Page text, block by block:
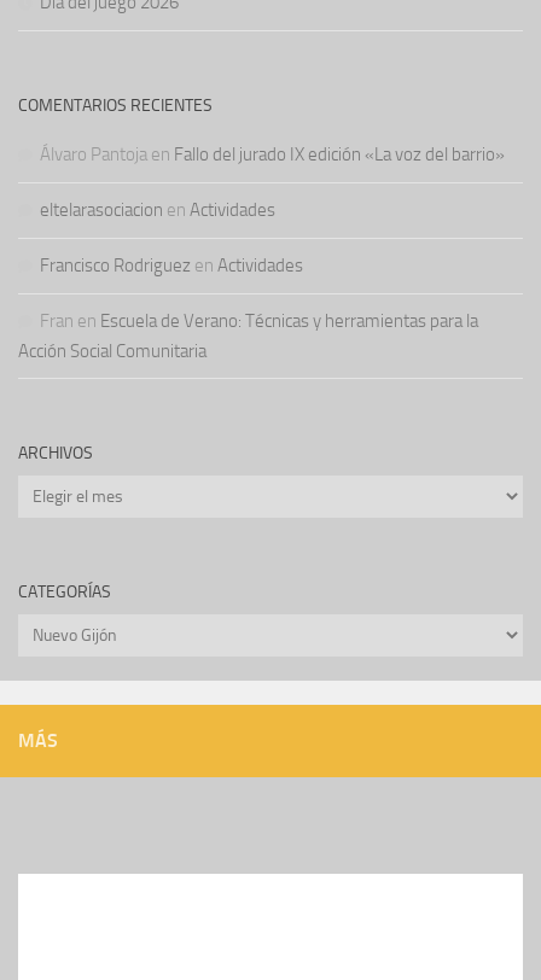
COMENTARIOS RECIENTES
Álvaro Pantoja en Fallo del jurado IX edición «La voz del barrio»
eltelarasociacion en Actividades
Francisco Rodriguez en Actividades
Fran en Escuela de Verano: Técnicas y herramientas para la
Acción Social Comunitaria
ARCHIVOS
Archivos
CATEGORÍAS
Categorías
MÁS